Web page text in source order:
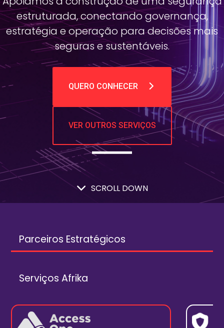
estruturada, conectando governança,
estratégia e operação para decisões mais
seguras e sustentáveis.
QUERO CONHECER
VER OUTROS SERVIÇOS
SCROLL DOWN
Parceiros Estratégicos
Serviços Afrika